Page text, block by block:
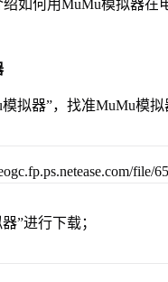
如何用MuMu模拟器在
拟器”，找准MuMu模拟
”进行下载；